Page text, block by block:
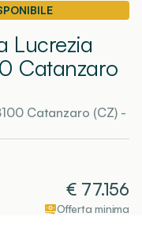
Lucrezia
Catanzaro
Catanzaro (CZ) -
€ 77.156
Offerta minima